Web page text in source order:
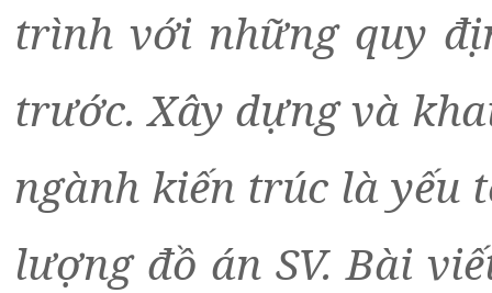
trình với những quy
trước. Xây dựng và
ngành kiến trúc là yếu
lượng đồ án SV. Bài